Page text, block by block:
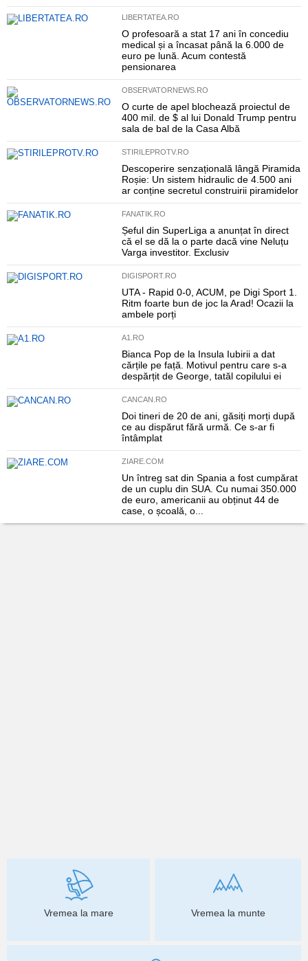
LIBERTATEA.RO
O profesoară a stat 17 ani în concediu
medical și a încasat până la 6.000 de
euro pe lună. Acum contestă
pensionarea
OBSERVATORNEWS.RO
O curte de apel blochează proiectul de
400 mil. de $ al lui Donald Trump pentru
sala de bal de la Casa Albă
STIRILEPROTV.RO
Descoperire senzațională lângă Piramida
Roșie: Un sistem hidraulic de 4.500 ani
ar conține secretul construirii piramidelor
FANATIK.RO
Șeful din SuperLiga a anunțat în direct
că el se dă la o parte dacă vine Neluțu
Varga investitor. Exclusiv
DIGISPORT.RO
UTA - Rapid 0-0, ACUM, pe Digi Sport 1.
Ritm foarte bun de joc la Arad! Ocazii la
ambele porți
A1.RO
Bianca Pop de la Insula Iubirii a dat
cărțile pe față. Motivul pentru care s-a
despărțit de George, tatăl copilului ei
CANCAN.RO
Doi tineri de 20 de ani, găsiți morți după
ce au dispărut fără urmă. Ce s-ar fi
întâmplat
ZIARE.COM
Un întreg sat din Spania a fost cumpărat
de un cuplu din SUA. Cu numai 350.000
de euro, americanii au obținut 44 de
case, o școală, o...
Vremea la mare Vremea la munte